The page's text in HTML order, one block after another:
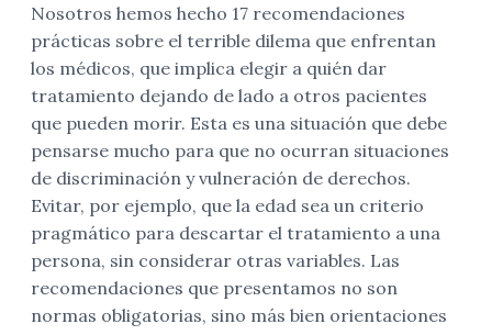
Nosotros hemos hecho 17 recomendaciones
prácticas sobre el terrible dilema que enfrentan
los médicos, que implica elegir a quién dar
tratamiento dejando de lado a otros pacientes
que pueden morir. Esta es una situación que debe
pensarse mucho para que no ocurran situaciones
de discriminación y vulneración de derechos.
Evitar, por ejemplo, que la edad sea un criterio
pragmático para descartar el tratamiento a una
persona, sin considerar otras variables. Las
recomendaciones que presentamos no son
normas obligatorias, sino más bien orientaciones